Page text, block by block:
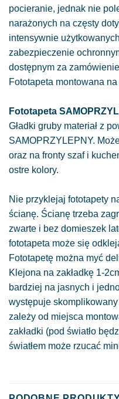
pocieranie, jednak nie
narażonych na częsty
intensywnie
zabezpieczenie
dostępnym za
Fototapeta montowana na
Fototapeta
Gładki gruby materiał z
SAMOPRZYLEPNY.
oraz na fronty szaf i
ostre kolory.
Nie przyklejaj fototapety
ścianę. Ścianę trzeba
zwarte i bez domieszek
fototapeta może się
Fototapetę można myć
Klejona na zakładkę 1-
bardziej na jasnych i
występuje
zależy od miejsca
zakładki (pod światło
światłem może rzucać